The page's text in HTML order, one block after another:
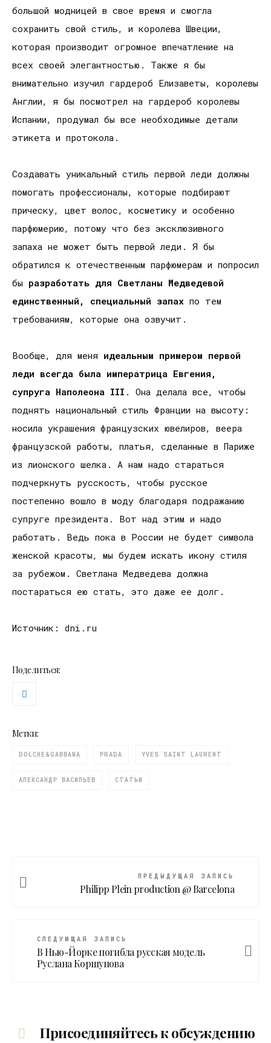
большой модницей в свое время и смогла
сохранить свой стиль, и королева Швеции,
которая производит огромное впечатление на
всех своей элегантностью. Также я бы
внимательно изучил гардероб Елизаветы, королевы
Англии, я бы посмотрел на гардероб королевы
Испании, продумал бы все необходимые детали
этикета и протокола.
Создавать уникальный стиль первой леди должны
помогать профессионалы, которые подбирают
прическу, цвет волос, косметику и особенно
парфюмерию, потому что без эксклюзивного
запаха не может быть первой леди. Я бы
обратился к отечественным парфюмерам и попросил
бы разработать для Светланы Медведевой
единственный, специальный запах по тем
требованиям, которые она озвучит.
Вообще, для меня идеальным примером первой
леди всегда была императрица Евгения,
супруга Наполеона III . Она делала все, чтобы
поднять национальный стиль Франции на высоту:
носила украшения французских ювелиров, веера
французской работы, платья, сделанные в Париже
из лионского шелка. А нам надо стараться
подчеркнуть русскость, чтобы русское
постепенно вошло в моду благодаря подражанию
супруге президента. Вот над этим и надо
работать. Ведь пока в России не будет символа
женской красоты, мы будем искать икону стиля
за рубежом. Светлана Медведева должна
постараться ею стать, это даже ее долг.
Источник: dni.ru
Поделиться:
Метки:
DOLCHE&GABBANA PRADA YVES SAINT LAURENT
АЛЕКСАНДР ВАСИЛЬЕВ СТАТЬИ
ПРЕДЫДУЩАЯ ЗАПИСЬ
Philipp Plein production @ Barcelona
СЛЕДУЮЩАЯ ЗАПИСЬ
В Нью-Йорке погибла русская модель
Руслана Коршунова
Присоединяйтесь к обсуждению